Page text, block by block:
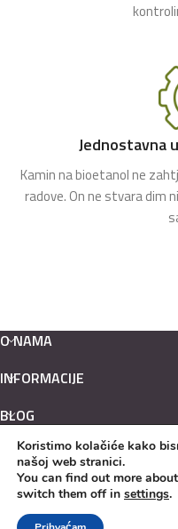
Jednostavna
Kamin na bioetanol ne
radove. On ne stvara dim
O NAMA
INFORMACIJE
BLOG
Hrvatski
English
KAMINI NA BIOETANOL
Koristimo kolačiće kako
našoj web stranici.
You can find out more
switch them off in settings.